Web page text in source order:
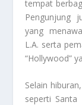
tempat
Pengunjung
yang
L.A. serta
“Hollywood”
Selain
seperti Santa